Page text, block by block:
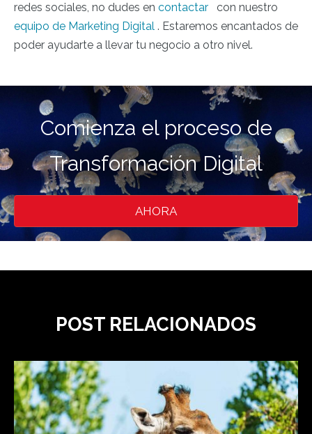
redes sociales, no dudes en contactar
con nuestro
equipo de Marketing Digital . Estaremos encantados de
poder ayudarte a llevar tu negocio a otro nivel.
Comienza el proceso de
Transformación Digital
AHORA
POST RELACIONADOS